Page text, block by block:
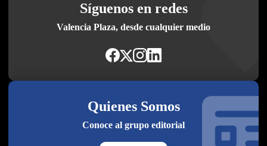
Síguenos en redes
Valencia Plaza, desde cualquier medio
Quienes Somos
Conoce al grupo editorial